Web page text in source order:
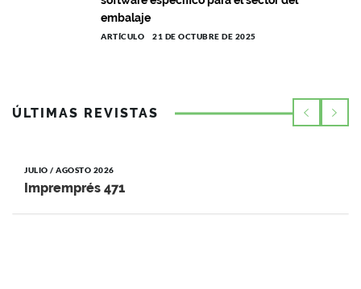
embalaje
ARTÍCULO 21 DE OCTUBRE DE 2025
ÚLTIMAS REVISTAS
JULIO / AGOSTO 2026
Impremprés 471